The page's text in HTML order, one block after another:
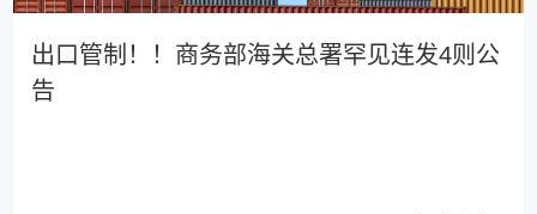
出口管制！！商务部海关总署罕见连发4则公
告